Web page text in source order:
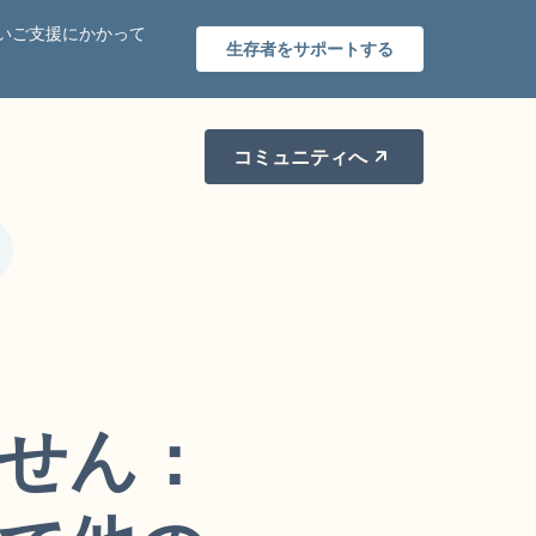
ご支援にかかって
生存者をサポートする
コミュニティへ
ん：